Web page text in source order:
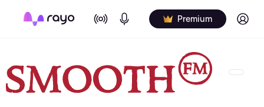
On Air Podcasts Premium Log in